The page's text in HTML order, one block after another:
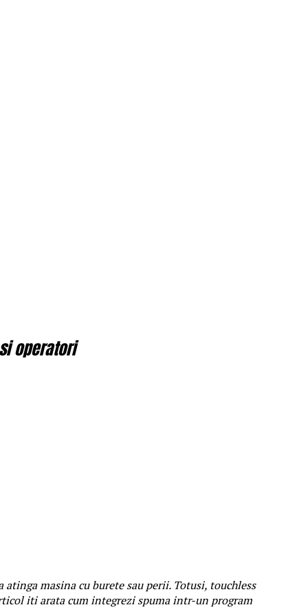
operatori
masina cu burete sau perii. Totusi, touchless
iti arata cum integrezi spuma intr-un program